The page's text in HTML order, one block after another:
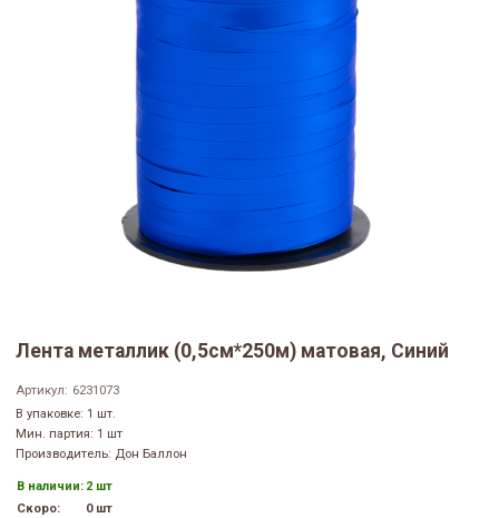
Лента металлик (0,5см*250м) матовая, Синий
Артикул: 6231073
В упаковке: 1 шт.
Мин. партия: 1 шт
Производитель: Дон Баллон
В наличии: 2 шт
Скоро:
0 шт